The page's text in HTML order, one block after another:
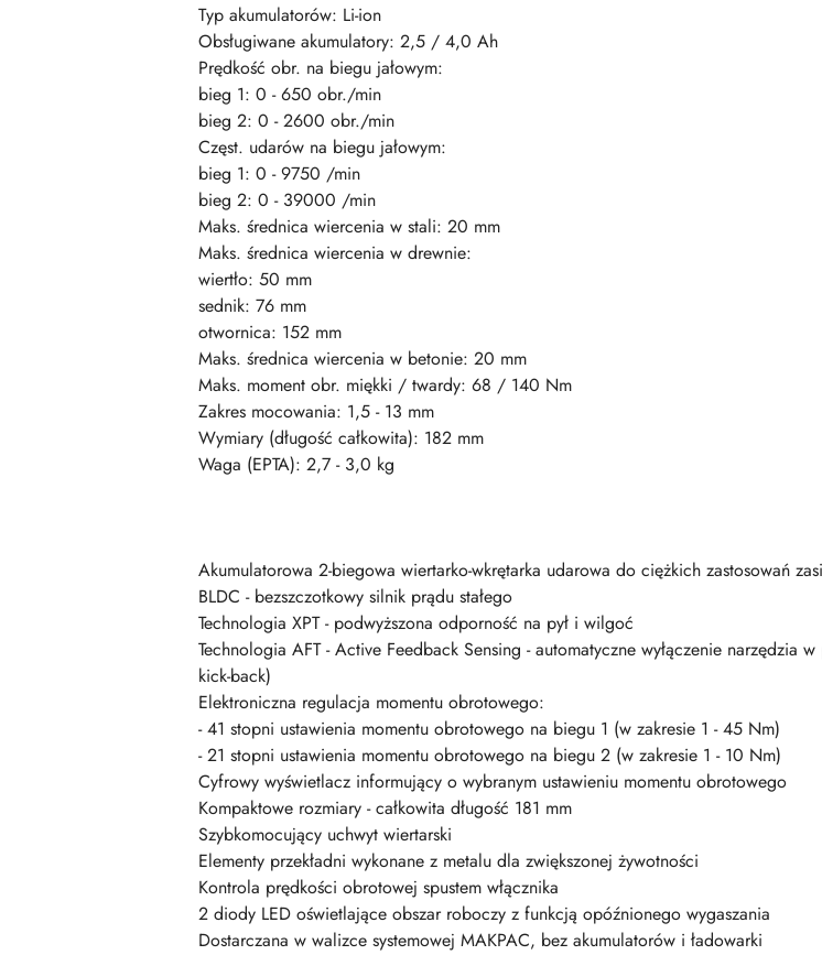
Typ akumulatorów: Li-ion
Obsługiwane akumulatory: 2,5 / 4,0 Ah
Prędkość obr. na biegu jałowym:
bieg 1: 0 - 650 obr./min
bieg 2: 0 - 2600 obr./min
Częst. udarów na biegu jałowym:
bieg 1: 0 - 9750 /min
bieg 2: 0 - 39000 /min
Maks. średnica wiercenia w stali: 20 mm
Maks. średnica wiercenia w drewnie:
wiertło: 50 mm
sednik: 76 mm
otwornica: 152 mm
Maks. średnica wiercenia w betonie: 20 mm
Maks. moment obr. miękki / twardy: 68 / 140 Nm
Zakres mocowania: 1,5 - 13 mm
Wymiary (długość całkowita): 182 mm
Waga (EPTA): 2,7 - 3,0 kg
Akumulatorowa 2-biegowa wiertarko-wkrętarka udarowa do ciężkich zastosowań
BLDC - bezszczotkowy silnik prądu stałego
Technologia XPT - podwyższona odporność na pył i wilgoć
Technologia AFT - Active Feedback Sensing - automatyczne wyłączenie narzędzia
kick-back)
Elektroniczna regulacja momentu obrotowego:
- 41 stopni ustawienia momentu obrotowego na biegu 1 (w zakresie 1 - 45 Nm)
- 21 stopni ustawienia momentu obrotowego na biegu 2 (w zakresie 1 - 10 Nm)
Cyfrowy wyświetlacz informujący o wybranym ustawieniu momentu obrotowego
Kompaktowe rozmiary - całkowita długość 181 mm
Szybkomocujący uchwyt wiertarski
Elementy przekładni wykonane z metalu dla zwiększonej żywotności
Kontrola prędkości obrotowej spustem włącznika
2 diody LED oświetlające obszar roboczy z funkcją opóźnionego wygaszania
Dostarczana w walizce systemowej MAKPAC, bez akumulatorów i ładowarki